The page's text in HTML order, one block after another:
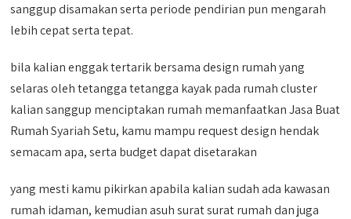
sanggup disamakan serta periode pendirian pun mengarah
lebih cepat serta tepat.
bila kalian enggak tertarik bersama design rumah yang
selaras oleh tetangga tetangga kayak pada rumah cluster
kalian sanggup menciptakan rumah memanfaatkan Jasa Buat
Rumah Syariah Setu, kamu mampu request design hendak
semacam apa, serta budget dapat disetarakan
yang mesti kamu pikirkan apabila kalian sudah ada kawasan
rumah idaman, kemudian asuh surat surat rumah dan juga